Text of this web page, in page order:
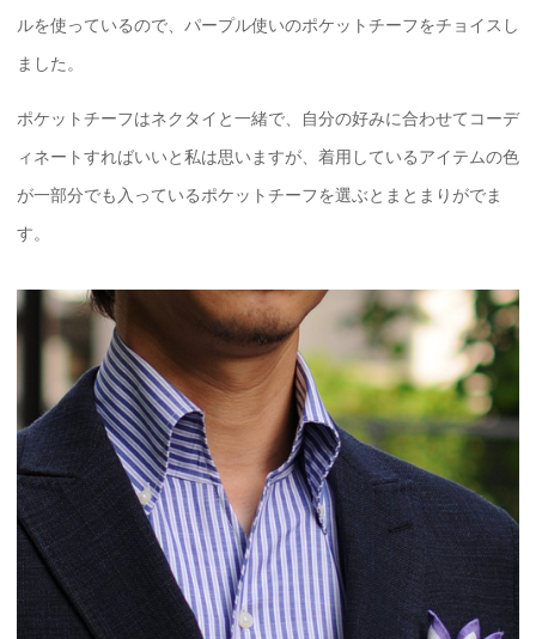
ルを使っているので、パープル使いのポケットチーフをチョイスし
ました。
ポケットチーフはネクタイと一緒で、自分の好みに合わせてコーデ
ィネートすればいいと私は思いますが、着用しているアイテムの色
が一部分でも入っているポケットチーフを選ぶとまとまりがでま
す。